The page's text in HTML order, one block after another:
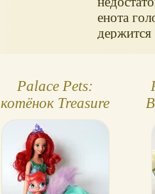
енота
держится
Palace Pets:
котёнок Treasure
(питомец
русалочки Ариэль)